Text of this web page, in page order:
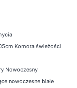
Komora świeżości
Nowoczesny
nowoczesne białe